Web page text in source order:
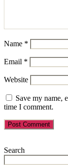
Name *
Email *
Website
Save my name,
time I comment.
Search